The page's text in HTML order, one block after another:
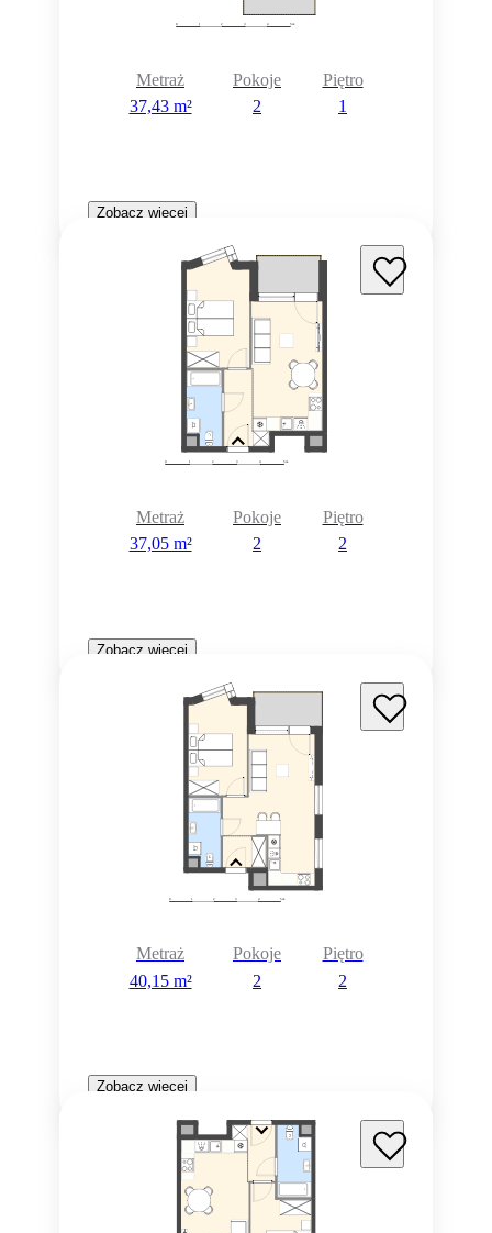
Metraż
37,43 m²
Pokoje
2
Piętro
1
Zobacz więcej
Metraż
37,05 m²
Pokoje
2
Piętro
2
Zobacz więcej
Metraż
40,15 m²
Pokoje
2
Piętro
2
Zobacz więcej